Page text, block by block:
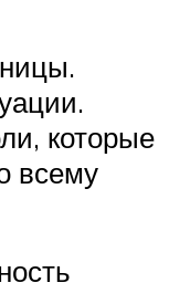
которые
всему